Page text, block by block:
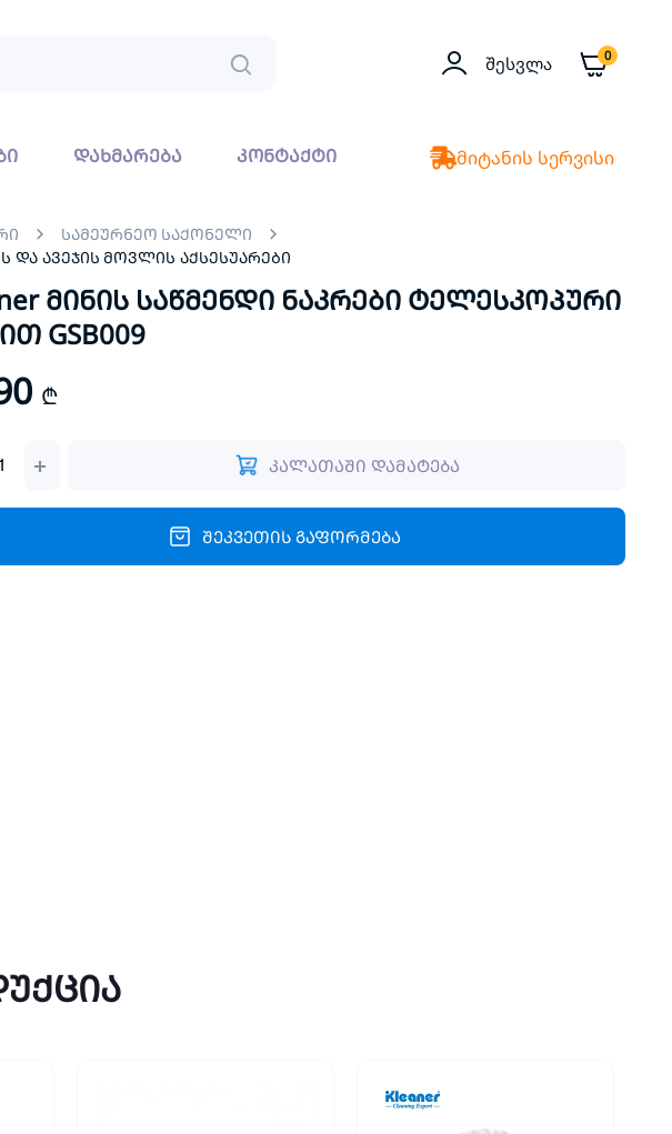
Შესვლა 0
დახმარება კონტაქტი მიტანის სერვისი
სამეურნეო საქონელი
და ავეჯის მოვლის აქსესუარები
მინის საწმენდი ნაკრები ტელესკოპური
GSB009
₾
კალათაში დამატება
შეკვეთის გაფორმება